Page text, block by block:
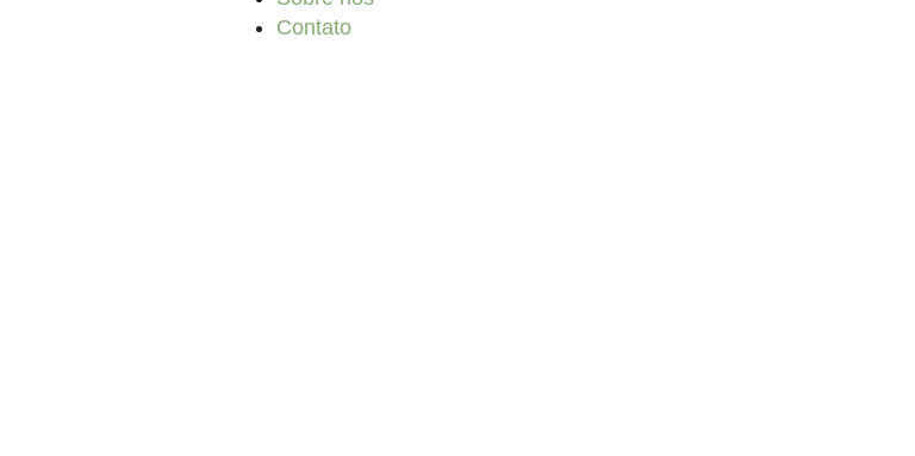
Contato